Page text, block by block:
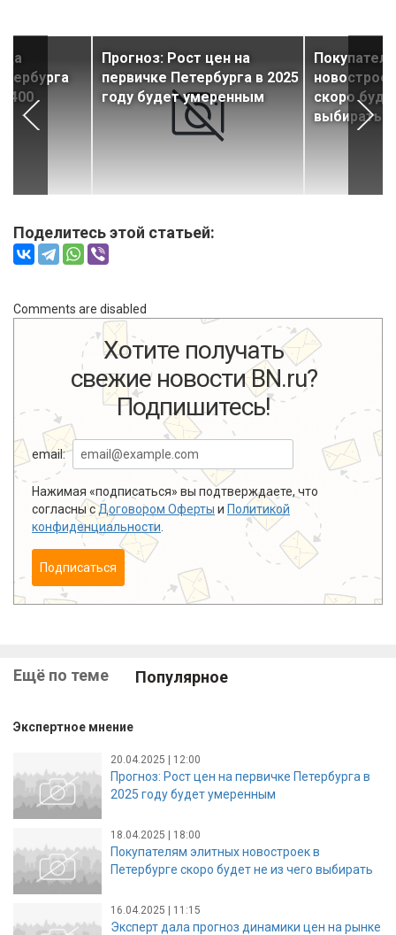
400
Прогноз: Рост цен на
первичке Петербурга в 2025
году будет умеренным
скоро
выбирать
Поделитесь этой статьей:
Comments are disabled
Хотите получать
свежие новости BN.ru?
Подпишитесь!
email:
Нажимая «подписаться» вы подтверждаете, что
согласны сДоговором Оферты и Политикой
конфиденциальности
Подписаться
Ещё по теме Популярное
Экспертное мнение
20.04.2025 | 12:00
Прогноз: Рост цен на первичке Петербурга в
2025 году будет умеренным
18.04.2025 | 18:00
Покупателям элитных новостроек в
Петербурге скоро будет не из чего выбирать
16.04.2025 | 11:15
Эксперт дала прогноз динамики цен на рынке